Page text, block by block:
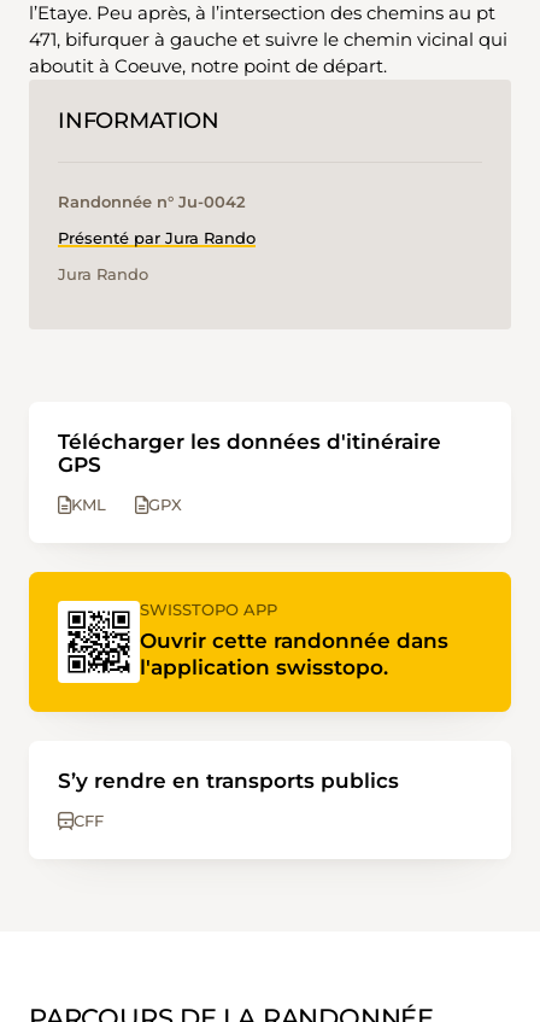
l’Etaye. Peu après, à l’intersection des chemins au pt
471, bifurquer à gauche et suivre le chemin vicinal qui
aboutit à Coeuve, notre point de départ.
INFORMATION
Randonnée n° Ju-0042
Présenté par Jura Rando
Jura Rando
Télécharger les données d'itinéraire
GPS
KML GPX
SWISSTOPO APP
Ouvrir cette randonnée dans
l'application swisstopo.
S’y rendre en transports publics
CFF